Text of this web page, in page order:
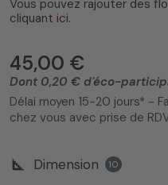
Vous pouvez rajouter des
cliquant ici.
45,00 €
Dont 0,20 € d'éco-
Délai moyen 15-20 jours* -
chez vous avec prise de
square_foot Dimension 10